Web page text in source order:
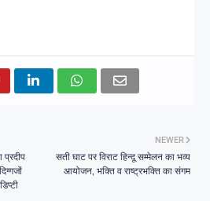
NEWER
सती घाट पर विराट हिन्दू सम्मेलन का भव्य
आयोजन, भक्ति व राष्ट्रभक्ति का संगम
प्रदीप